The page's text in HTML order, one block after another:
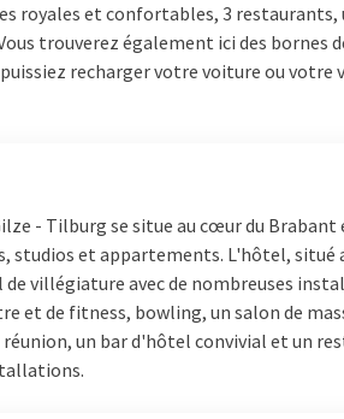
Brabant pendant votre week-end ?
disposent d'un restaurant
copieux, d'un déjeuner ou d'un dîner.
telles qu'une piscine,
ou
parfaitement à vos plans. Par
est
lequel vous convient le mieux !
royales et confortables, 3 restaurants,
trouverez également ici des bornes
recharger votre voiture ou votre
- Tilburg se situe au cœur du Brabant
studios et appartements. L'hôtel, situé
villégiature avec de nombreuses
et de fitness, bowling, un salon de
un bar d'hôtel convivial et un